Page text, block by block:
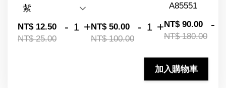
NT$ 12.50
NT$ 25.00
- +NT$ 50.00
NT$ 100.00
- +NT$ 90.00
NT$ 180.00
-
加入購物車